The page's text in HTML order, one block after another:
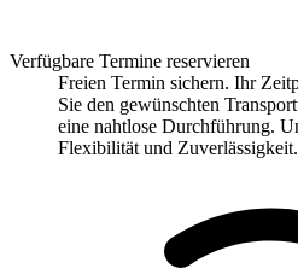
Verfügbare Termine reservieren
Freien Termin sichern. Ihr
Sie den gewünschten
eine nahtlose Durchführung.
Flexibilität und Zuverlässigkeit.